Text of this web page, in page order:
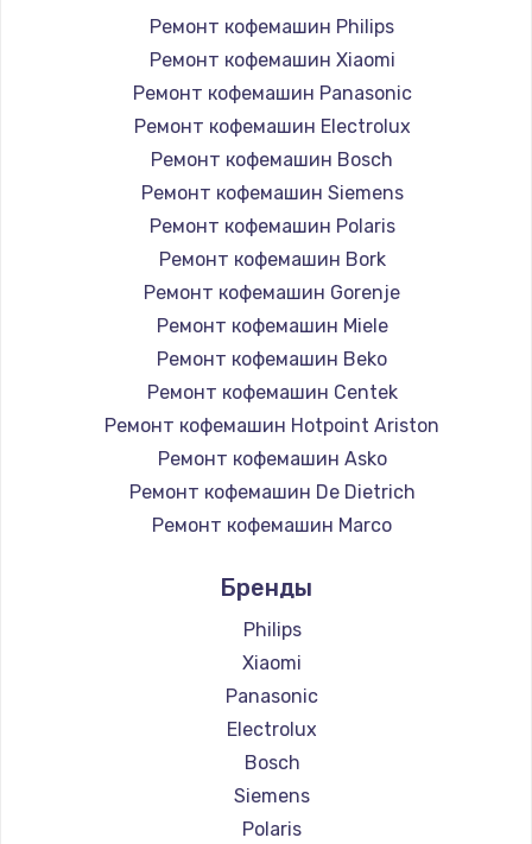
Ремонт кофемашин Philips
Ремонт кофемашин Xiaomi
Ремонт кофемашин Panasonic
Ремонт кофемашин Electrolux
Ремонт кофемашин Bosch
Ремонт кофемашин Siemens
Ремонт кофемашин Polaris
Ремонт кофемашин Bork
Ремонт кофемашин Gorenje
Ремонт кофемашин Miele
Ремонт кофемашин Beko
Ремонт кофемашин Centek
Ремонт кофемашин Hotpoint Ariston
Ремонт кофемашин Asko
Ремонт кофемашин De Dietrich
Ремонт кофемашин Marco
Ремонт кофемашин Jura
Ремонт кофемашин Olympia
Ремонт кофемашин Saeco
Ремонт кофемашин La Cimbali
Ремонт кофемашин WMF
Ремонт кофемашин Yamaguchi
Ремонт кофемашин Nivona
Ремонт кофемашин Astoria
Бренды
Philips
Xiaomi
Panasonic
Electrolux
Bosch
Siemens
Polaris